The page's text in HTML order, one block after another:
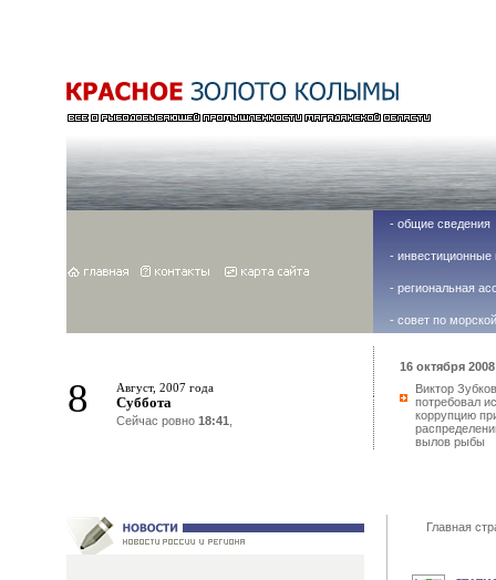
- общие сведения
- инвестиционные
- региональная
- совет по
8 Август, 2007 года
Суббота
Сейчас ровно 18:41
16 октября
Виктор Зубков
потребовал
коррупцию
вылов рыбы
Главная